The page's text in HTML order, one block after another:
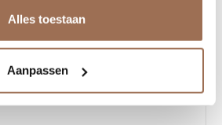
Alles toestaan
Aanpassen